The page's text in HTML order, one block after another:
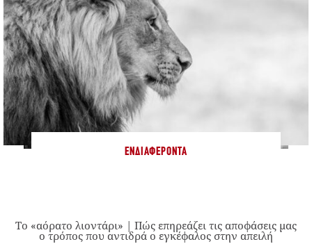
ΕΝΔΙΑΦΈΡΟΝΤΑ
Το «αόρατο λιοντάρι» | Πώς επηρεάζει τις αποφάσεις μας
ο τρόπος που αντιδρά ο εγκέφαλος στην απειλή